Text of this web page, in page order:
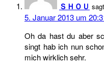
ＳＨＯＵ
5. Januar 2013 um
Oh da hast du aber
singt hab ich nun
mich wirklich sehr.